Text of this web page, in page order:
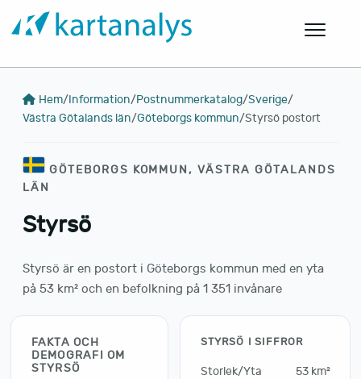
Hem/Information/Postnummerkatalog/Sverige/
Västra Götalands län/Göteborgs kommun/Styrsö postort
GÖTEBORGS KOMMUN, VÄSTRA GÖTALANDS
LÄN
Styrsö
Styrsö är en postort i Göteborgs kommun med en yta
på 53 km² och en befolkning på 1 351 invånare
FAKTA OCH
DEMOGRAFI OM
STYRSÖ
STYRSÖ I SIFFROR
Storlek/Yta 53 km²